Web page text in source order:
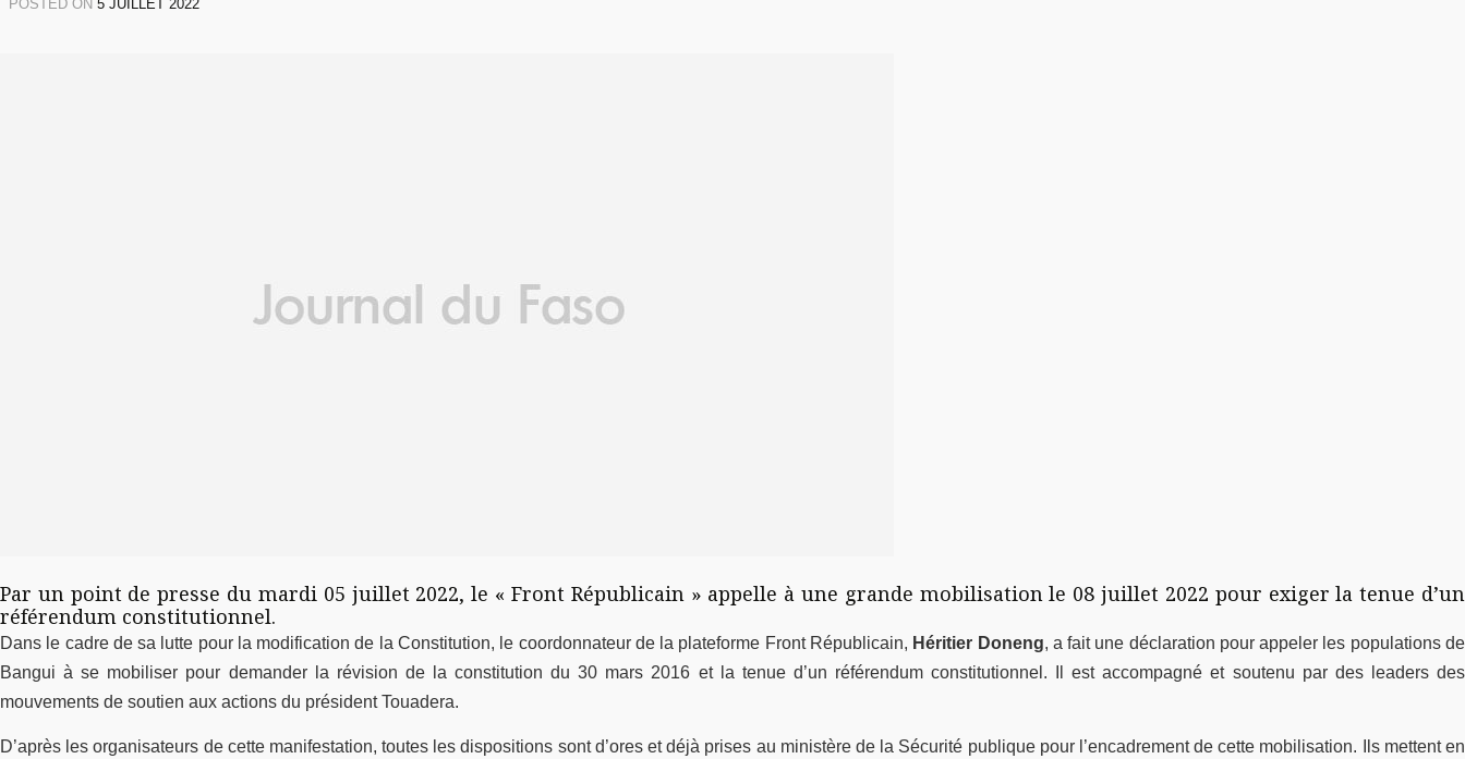
POSTED ON 5 JUILLET 2022
Par un point de presse du mardi 05 juillet 2022, le « Front Républicain » appelle à une grande mobilisation le 08 juillet 2022 pour exiger la tenue d’un
référendum constitutionnel.
Dans le cadre de sa lutte pour la modification de la Constitution, le coordonnateur de la plateforme Front Républicain, Héritier Doneng, a fait une déclaration pour appeler les populations de
Bangui à se mobiliser pour demander la révision de la constitution du 30 mars 2016 et la tenue d’un référendum constitutionnel. Il est accompagné et soutenu par des leaders des
mouvements de soutien aux actions du président Touadera.
D’après les organisateurs de cette manifestation, toutes les dispositions sont d’ores et déjà prises au ministère de la Sécurité publique pour l’encadrement de cette mobilisation. Ils mettent en